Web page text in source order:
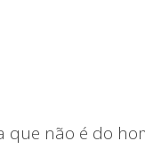
que não é do